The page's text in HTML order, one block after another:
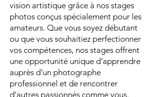
vision artistique grâce à nos stages
photos conçus spécialement pour les
amateurs. Que vous soyez débutant
ou que vous souhaitiez perfectionner
vos compétences, nos stages offrent
une opportunité unique d’apprendre
auprès d'un photographe
professionnel et de rencontrer
d’autres passionnés comme vous.